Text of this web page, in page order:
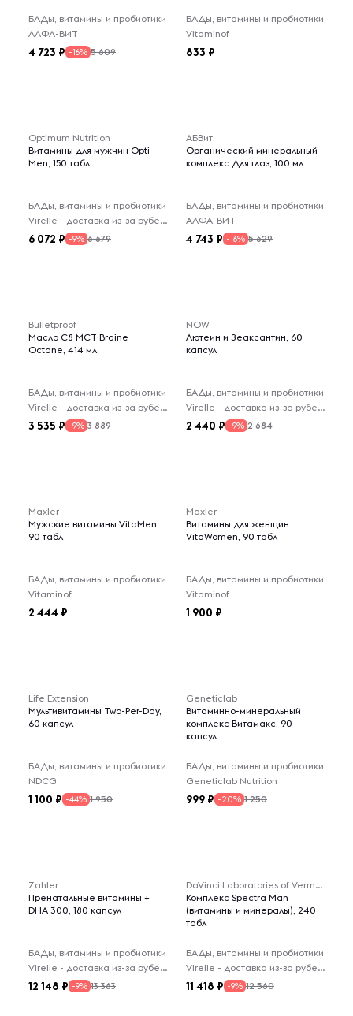
БАДы, витамины и пробиотики
АЛФА-ВИТ
4 723 -16% 5 609
БАДы, витамины и пробиотики
Vitaminof
833
Optimum Nutrition
Витамины для мужчин Opti
Men, 150 табл
БАДы, витамины и пробиотики
Virelle - доставка из-за рубежа
6 072 -9% 6 679
АБВит
Органический минеральный
комплекс Для глаз, 100 мл
БАДы, витамины и пробиотики
АЛФА-ВИТ
4 743 -16% 5 629
Bulletproof
Масло C8 MCT Braine
Octane, 414 мл
БАДы, витамины и пробиотики
Virelle - доставка из-за рубежа
3 535 -9% 3 889
NOW
Лютеин и Зеаксантин, 60
капсул
БАДы, витамины и пробиотики
Virelle - доставка из-за рубежа
2 440 -9% 2 684
Maxler
Мужские витамины VitaMen,
90 табл
БАДы, витамины и пробиотики
Vitaminof
2 444
Maxler
Витамины для женщин
VitaWomen, 90 табл
БАДы, витамины и пробиотики
Vitaminof
1 900
Life Extension
Мультивитамины Two-Per-Day,
60 капсул
БАДы, витамины и пробиотики
NDCG
1 100 -44% 1 950
Geneticlab
Витаминно-минеральный
комплекс Витамакс, 90
капсул
БАДы, витамины и пробиотики
Geneticlab Nutrition
999 -20% 1 250
Zahler
Пренатальные витамины +
DHA 300, 180 капсул
БАДы, витамины и пробиотики
Virelle - доставка из-за рубежа
12 148 -9% 13 363
DaVinci Laboratories of Vermont
Комплекс Spectra Man
(витамины и минералы), 240
табл
БАДы, витамины и пробиотики
Virelle - доставка из-за рубежа
11 418 -9% 12 560